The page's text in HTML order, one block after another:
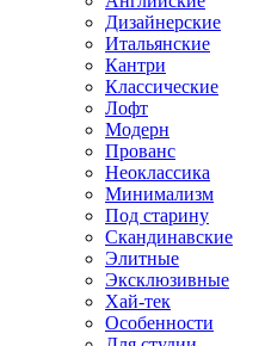
Дизайнерские
Итальянские
Кантри
Классические
Лофт
Модерн
Прованс
Неоклассика
Минимализм
Под старину
Скандинавские
Элитные
Эксклюзивные
Хай-тек
Особенности